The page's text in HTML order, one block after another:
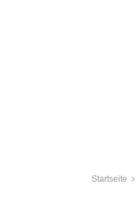
Startseite